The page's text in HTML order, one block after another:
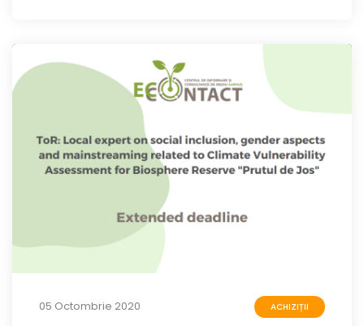
05 Octombrie 2020 ACHIZIȚII